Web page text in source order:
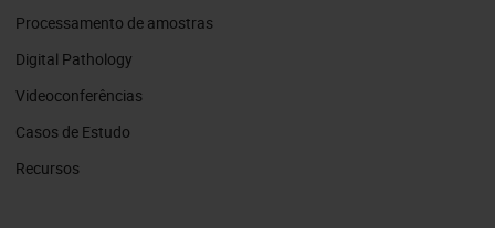
Processamento de amostras
Digital Pathology
Videoconferências
Casos de Estudo
Recursos